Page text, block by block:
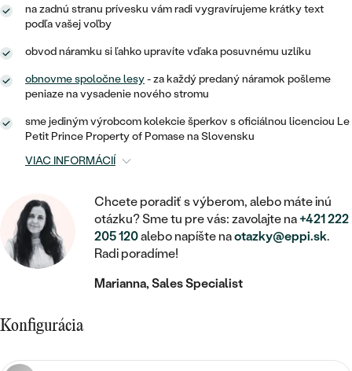
RUČNE RYTÉ
S VÝPLŇOU
SVADOBNÉ SETY
PODĽA CENY
CENOVO DOSTUPNÉ
LUXUSNÉ
ZAČAŤ S DIAMANTOM
ZAČAŤ S LABGROWN DIAMANTOM
ZAČAŤ S FAREBNÝM DIAMANTOM
PODĽA DRAHOKAMU
DIAMANT
LAB GROWN DIAMANT
MOISSANIT
FAREBNÝ DIAMANT
ČIERNY DIAMANT
DETSKÉ ŠPERKY
DOPLNKY
PODĽA MATERIÁLU
STRIEBORNÉ
PLATINOVÉ
DETSKÉ
PIERCING
PODĽA DRAHOKAMU
S DIAMANTMI
S DRAHOKAMAMI
S PERLAMI
PODĽA CENY
CENOVO DOSTUPNÉ
LUXUSNÉ
MEDAILÓNY
V TVARE SRDCA
SO ZVIERATAMI
S DIAMANTMI
S DRAHOKAMAMI
PERSONALIZOVANÉ
PODĽA DRAHOKAMU
S DIAMANTMI
S DRAHOKAMAMI
S PERLAMI
PODĽA CENY
CENOVO DOSTUPNÉ
LUXUSNÉ
na zadnú stranu prívesku vám radi vygravírujeme krátky text
podľa vašej voľby
obvod náramku si ľahko upravíte vďaka posuvnému uzlíku
obnovme spoločne lesy- za každý predaný náramok pošleme
peniaze na vysadenie nového stromu
sme jediným výrobcom kolekcie šperkov s oficiálnou licenciou Le
Petit Prince Property of Pomase na Slovensku
VIAC INFORMÁCIÍ
Chcete poradiť s výberom, alebo máte inú
otázku? Sme tu pre vás: zavolajte na+421 222
205 120alebo napíšte naotazky@eppi.sk.
Radi poradíme!
Marianna, Sales Specialist
Konfigurácia